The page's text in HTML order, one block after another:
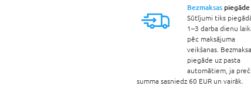
Bezmaksas piegāde
Sūtījumi tiks
1–3 darba dienu
pēc maksājuma
veikšanas.
piegāde uz pasta
automātiem, ja
summa sasniedz 60 EUR un vairāk.